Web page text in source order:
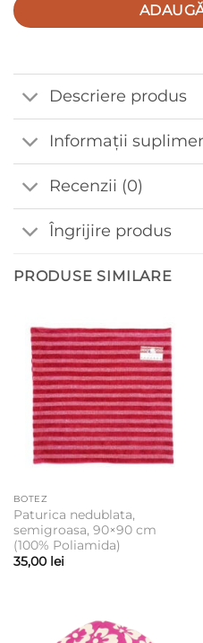
Descriere produs
Informații
Recenzii (0)
Îngrijire produs
PRODUSE SIMILARE
BOTEZ
Paturica nedublata,
semigroasa, 90×90 cm
(100% Poliamida)
35,00 lei